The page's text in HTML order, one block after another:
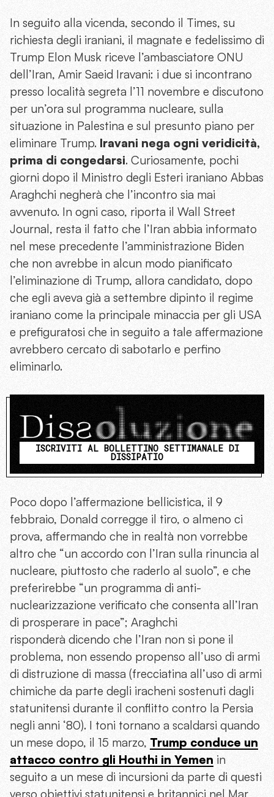
In seguito alla vicenda, secondo il Times, su
richiesta degli iraniani, il magnate e fedelissimo di
Trump Elon Musk riceve l’ambasciatore ONU
dell’Iran, Amir Saeid Iravani: i due si incontrano
presso località segreta l’11 novembre e discutono
per un’ora sul programma nucleare, sulla
situazione in Palestina e sul presunto piano per
eliminare Trump. Iravani nega ogni veridicità,
prima di congedarsi. Curiosamente, pochi
giorni dopo il Ministro degli Esteri iraniano Abbas
Araghchi negherà che l’incontro sia mai
avvenuto. In ogni caso, riporta il Wall Street
Journal, resta il fatto che l’Iran abbia informato
nel mese precedente l’amministrazione Biden
che non avrebbe in alcun modo pianificato
l’eliminazione di Trump, allora candidato, dopo
che egli aveva già a settembre dipinto il regime
iraniano come la principale minaccia per gli USA
e prefiguratosi che in seguito a tale affermazione
avrebbero cercato di sabotarlo e perfino
eliminarlo.
ISCRIVITI AL BOLLETTINO SETTIMANALE DI
DISSIPATIO
Poco dopo l’affermazione bellicistica, il 9
febbraio, Donald corregge il tiro, o almeno ci
prova, affermando che in realtà non vorrebbe
altro che “un accordo con l’Iran sulla rinuncia al
nucleare, piuttosto che raderlo al suolo”, e che
preferirebbe “un programma di anti-
nuclearizzazione verificato che consenta all’Iran
di prosperare in pace”; Araghchi
risponderà dicendo che l’Iran non si pone il
problema, non essendo propenso all’uso di armi
di distruzione di massa (frecciatina all’uso di armi
chimiche da parte degli iracheni sostenuti dagli
statunitensi durante il conflitto contro la Persia
negli anni ‘80). I toni tornano a scaldarsi quando
un mese dopo, il 15 marzo, Trump conduce un
attacco contro gli Houthi in Yemen in
seguito a un mese di incursioni da parte di questi